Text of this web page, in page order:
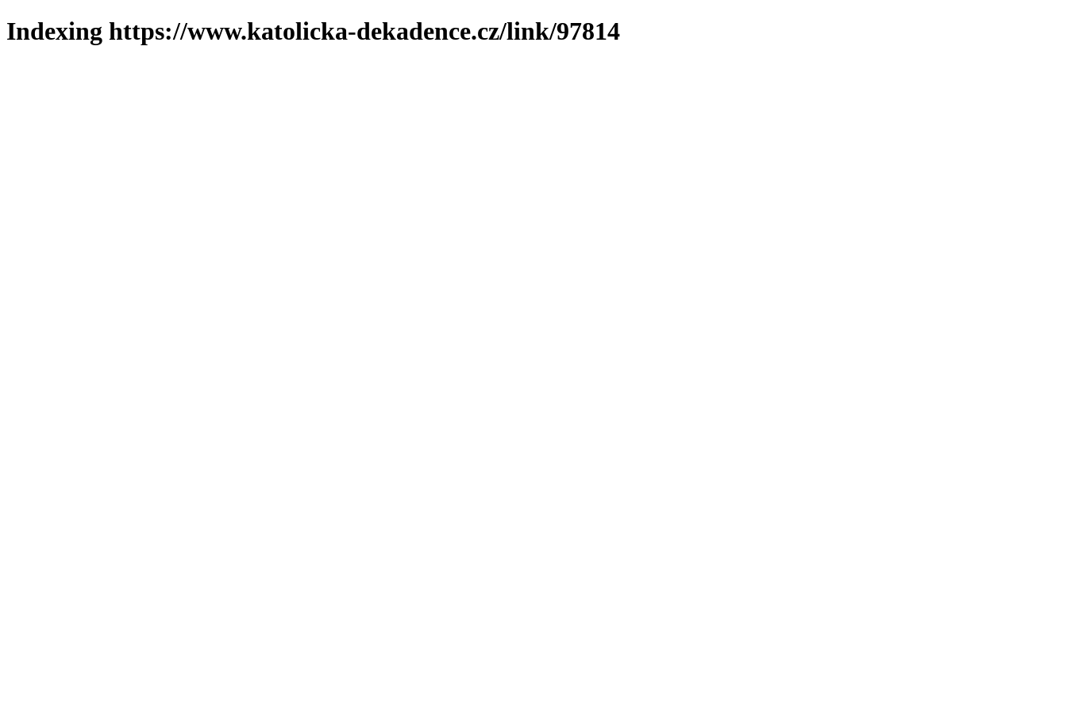
Indexing https://www.katolicka-dekadence.cz/link/97814